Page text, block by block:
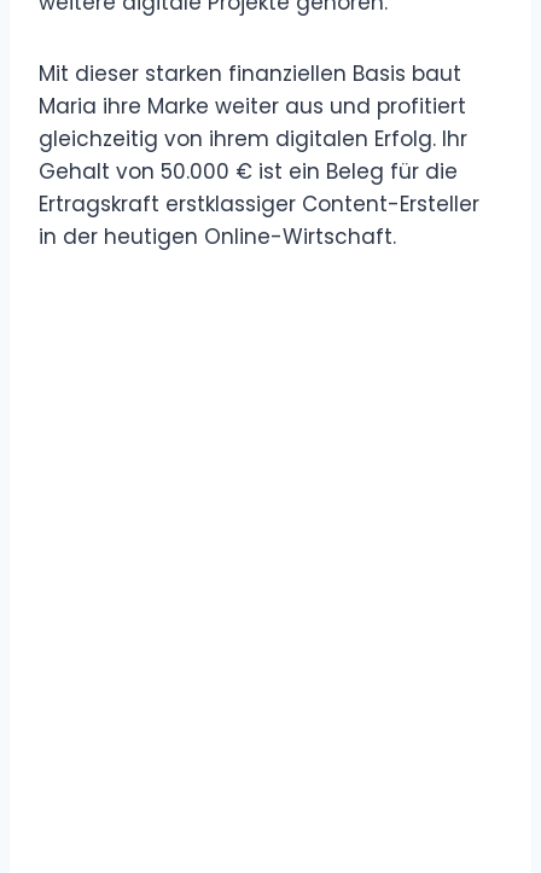
Mit dieser starken finanziellen Basis baut
Maria ihre Marke weiter aus und profitiert
gleichzeitig von ihrem digitalen Erfolg. Ihr
Gehalt von 50.000 € ist ein Beleg für die
Ertragskraft erstklassiger Content-Ersteller
in der heutigen Online-Wirtschaft.